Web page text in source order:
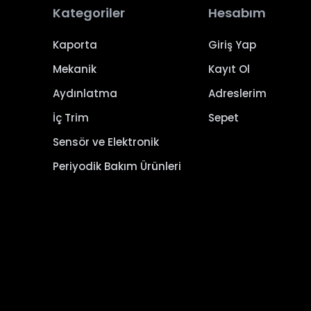
Kategoriler
Kaporta
Mekanik
Aydınlatma
İç Trim
Sensör ve Elektronik
Periyodik Bakım Ürünleri
Hesabım
Giriş Yap
Kayıt Ol
Adreslerim
Sepet